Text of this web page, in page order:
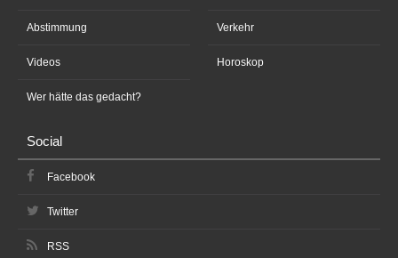
Abstimmung
Videos
Wer hätte das gedacht?
Verkehr
Horoskop
Social
Facebook
Twitter
RSS